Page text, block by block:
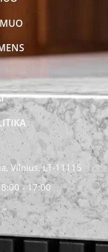
Vilnius, LT-11115
- 17:00